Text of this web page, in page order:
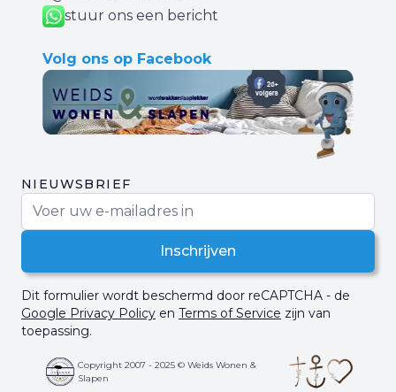
stuur ons een bericht
Volg ons op Facebook
NIEUWSBRIEF
Inschrijven
Dit formulier wordt beschermd door reCAPTCHA - de
Google Privacy Policy en Terms of Service zijn van
toepassing.
Copyright 2007 - 2025 © Weids Wonen &
Slapen